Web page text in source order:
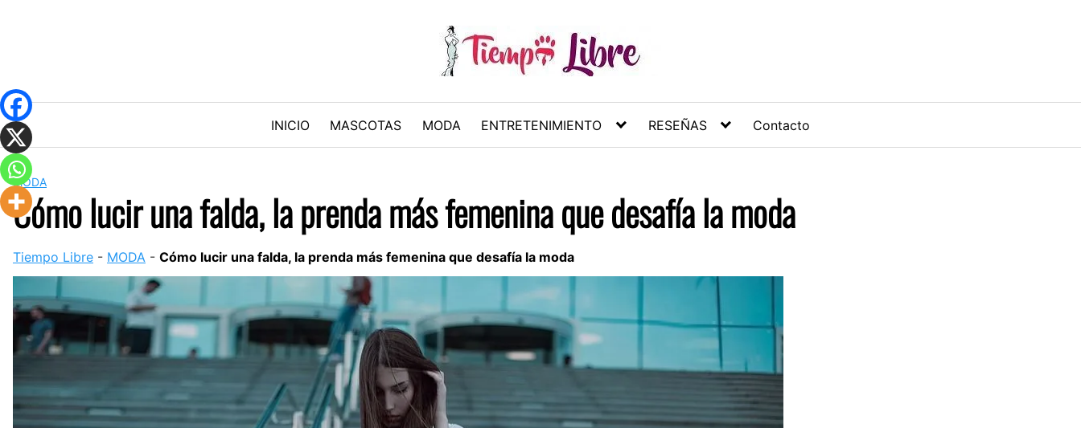
INICIO MASCOTAS MODA ENTRETENIMIENTO RESEÑAS Contacto
MODA
Cómo lucir una falda, la prenda más femenina que desafía la moda
Tiempo Libre - MODA - Cómo lucir una falda, la prenda más femenina que desafía la moda